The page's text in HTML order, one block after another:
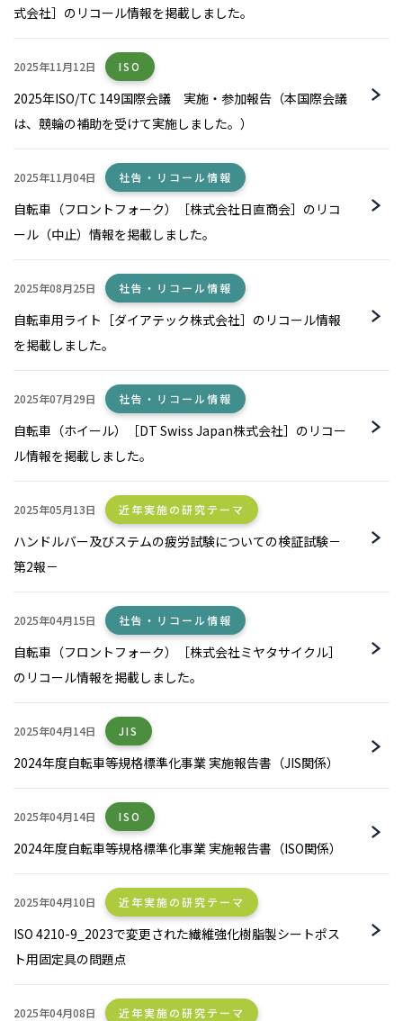
式会社］のリコール情報を掲載しました。
2025年11月12日 ISO
2025年ISO/TC 149国際会議 実施・参加報告（本国際会議
は、競輪の補助を受けて実施しました。）
2025年11月04日 社告・リコール情報
自転車（フロントフォーク）［株式会社日直商会］のリコ
ール（中止）情報を掲載しました。
2025年08月25日 社告・リコール情報
自転車用ライト［ダイアテック株式会社］のリコール情報
を掲載しました。
2025年07月29日 社告・リコール情報
自転車（ホイール）［DT Swiss Japan株式会社］のリコー
ル情報を掲載しました。
2025年05月13日 近年実施の研究テーマ
ハンドルバー及びステムの疲労試験についての検証試験－
第2報－
2025年04月15日 社告・リコール情報
自転車（フロントフォーク）［株式会社ミヤタサイクル］
のリコール情報を掲載しました。
2025年04月14日 JIS
2024年度自転車等規格標準化事業 実施報告書（JIS関係）
2025年04月14日 ISO
2024年度自転車等規格標準化事業 実施報告書（ISO関係）
2025年04月10日 近年実施の研究テーマ
ISO 4210-9_2023で変更された繊維強化樹脂製シートポス
ト用固定具の問題点
2025年04月08日 近年実施の研究テーマ